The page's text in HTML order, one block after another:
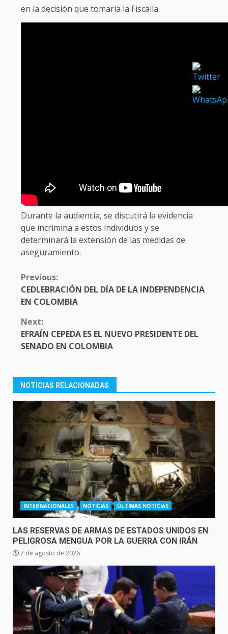
en la decisión que tomaría la Fiscalía.
Durante la audiencia, se discutirá la evidencia
que incrimina a estos individuos y se
determinará la extensión de las medidas de
aseguramiento.
CONTINUE
READING
Previous:
CEDLEBRACIÓN DEL DÍA DE LA INDEPENDENCIA
EN COLOMBIA
Next:
EFRAÍN CEPEDA ES EL NUEVO PRESIDENTE DEL
SENADO EN COLOMBIA
NOTICIAS RELACIONADAS
INTERNACIONALES NOTICIAS ÚLTIMAS NOTICIAS
LAS RESERVAS DE ARMAS DE ESTADOS UNIDOS EN
PELIGROSA MENGUA POR LA GUERRA CON IRÁN
7 de agosto de 2026